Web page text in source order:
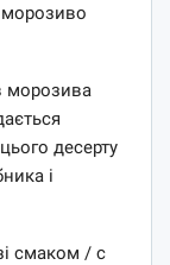
морозиво
морозива
десерту
і
смаком / с